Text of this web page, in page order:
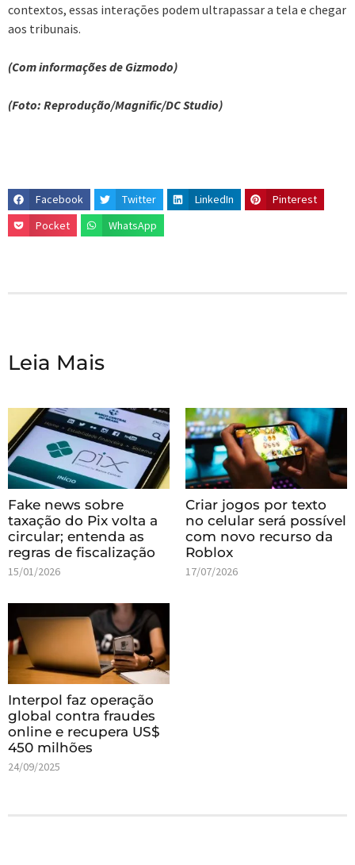
contextos, essas interações podem ultrapassar a tela e chegar
aos tribunais.
(Com informações de Gizmodo)
(Foto: Reprodução/Magnific/DC Studio)
Facebook Twitter LinkedIn
Pinterest
Pocket
WhatsApp
Leia Mais
Fake news sobre
taxação do Pix volta a
circular; entenda as
regras de fiscalização
15/01/2026
Criar jogos por texto
no celular será possível
com novo recurso da
Roblox
17/07/2026
Interpol faz operação
global contra fraudes
online e recupera US$
450 milhões
24/09/2025